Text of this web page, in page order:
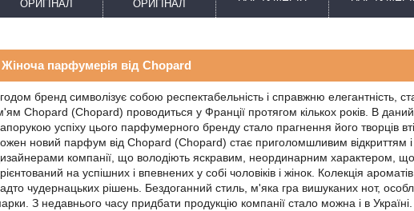
ОРИГІНАЛ
ОРИГІНАЛ
Жіноча парфумерія від Chopard
бренд символізує собою респектабельність і справжню елегантність,
Chopard (Chopard) проводиться у Франції протягом кількох років. В
успіху цього парфумерного бренду стало прагнення його творців
новий парфум від Chopard (Chopard) стає приголомшливим відкриттям
компанії, що володіють яскравим, неординарним характером,
на успішних і впевнених у собі чоловіків і жінок. Колекція
чудернацьких рішень. Бездоганний стиль, м'яка гра вишуканих нот,
З недавнього часу придбати продукцію компанії стало можна і в